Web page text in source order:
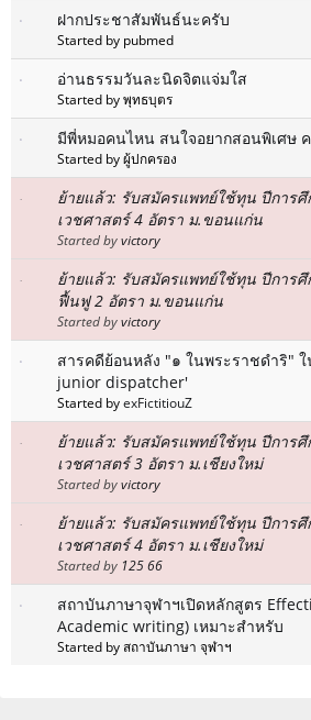
ฝากประชาสัมพันธ์นะครับ
Started by pubmed
อ่านธรรมวันละนิดจิตแจ่มใส
Started by พุทธบุตร
มีพี่หมอคนไหน สนใจอยากสอนพิเศษ
Started by ผู้ปกครอง
ย้ายแล้ว: รับสมัครแพทย์ใช้ทุน ปีการศึ
เวชศาสตร์ 4 อัตรา ม.ขอนแก่น
Started byvictory
ย้ายแล้ว: รับสมัครแพทย์ใช้ทุน ปีการศึ
ฟื้นฟู 2 อัตรา ม.ขอนแก่น
Started byvictory
สารคดีย้อนหลัง "๑ ในพระราชดำริ"
junior dispatcher'
Started byexFictitiouZ
ย้ายแล้ว: รับสมัครแพทย์ใช้ทุน ปีการศึ
เวชศาสตร์ 3 อัตรา ม.เชียงใหม่
Started byvictory
ย้ายแล้ว: รับสมัครแพทย์ใช้ทุน ปีการศึ
เวชศาสตร์ 4 อัตรา ม.เชียงใหม่
Started by 125 66
สถาบันภาษาจุฬาฯเปิดหลักสูตร
Academic writing) เหมาะสำหรับ
Started by สถาบันภาษา จุฬาฯ